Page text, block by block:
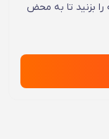
را بزنید تا به محض